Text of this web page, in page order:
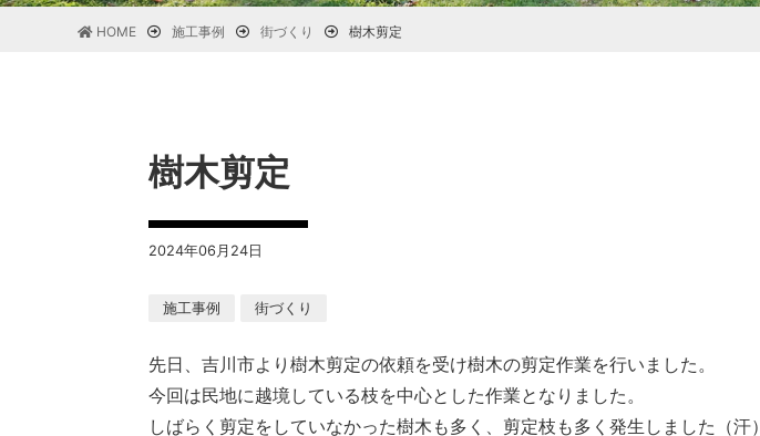
HOME 施工事例 街づくり 樹木剪定
樹木剪定
2024年06月24日
施工事例 街づくり
先日、吉川市より樹木剪定の依頼を受け樹木の剪定作業を行いました。
今回は民地に越境している枝を中心とした作業となりました。
しばらく剪定をしていなかった樹木も多く、剪定枝も多く発生しました（汗）